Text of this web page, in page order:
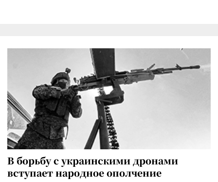
В борьбу с украинскими дронами
вступает народное ополчение